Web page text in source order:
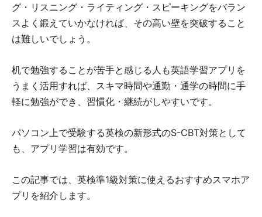
グ・リスニング・ライティング・スピーキングをバラン
スよく鍛えていかなければ、その高い壁を突破すること
は難しいでしょう。
机で勉強することが苦手と感じる人も英語学習アプリを
うまく活用すれば、スキマ時間や通勤・通学の時間に手
軽に勉強ができ、習慣化・継続がしやすいです。
パソコン上で受験する英検の新形式のS-CBT対策として
も、アプリ学習は有効です。
この記事では、英検準1級対策に使えるおすすめスマホア
プリを紹介します。